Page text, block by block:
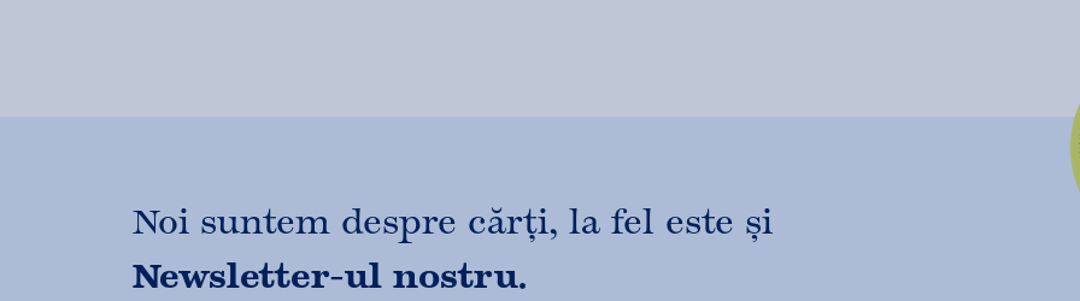
Noi suntem despre cărți, la fel este și
Newsletter-ul nostru.